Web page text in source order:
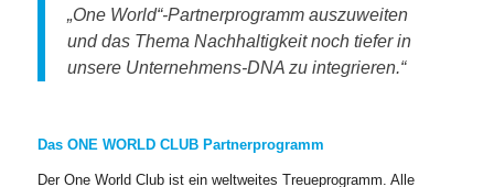
„One World“-Partnerprogramm auszuweiten
und das Thema Nachhaltigkeit noch tiefer in
unsere Unternehmens-DNA zu integrieren.“
Das ONE WORLD CLUB Partnerprogramm
Der One World Club ist ein weltweites Treueprogramm. Alle